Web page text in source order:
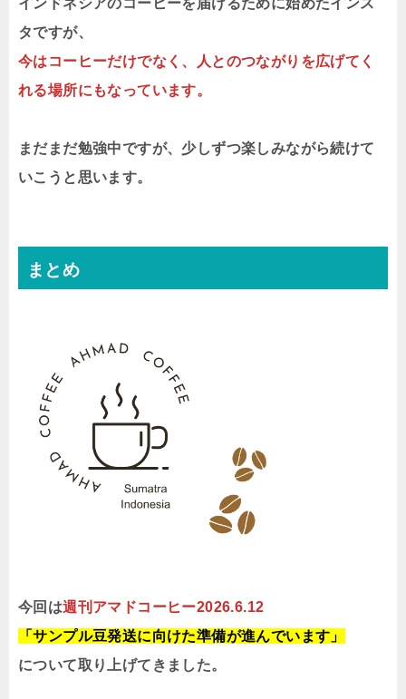
インドネシアのコーヒーを届けるために始めたインス
タですが、
今はコーヒーだけでなく、人とのつながりを広げてく
れる場所にもなっています。
まだまだ勉強中ですが、少しずつ楽しみながら続けて
いこうと思います。
まとめ
今回は週刊アマドコーヒー2026.6.12
「サンプル豆発送に向けた準備が進んでいます」
について取り上げてきました。